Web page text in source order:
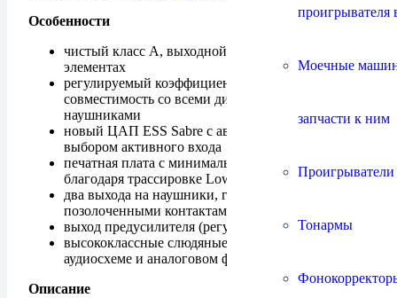
проигрывателя
Моечные
запчасти к ним
Тонармы
Особенности
чистый класс А, выходной каскад на дискретных
элементах
регулируемый коэффициент усиления (0–20 дБ),
совместимость со всеми динамическими
наушниками
новый ЦАП ESS Sabre с автоматическим
выбором активного входа
печатная плата с минимальными потерями
благодаря трассировке Low-Z Copper
два выхода на наушники, гнезда Neutrik с
позолоченными контактами
выход предусилителя (регулируемый, RCA)
высококлассные слюдяные конденсаторы в
аудиосхеме и аналоговом фильтре
Описание